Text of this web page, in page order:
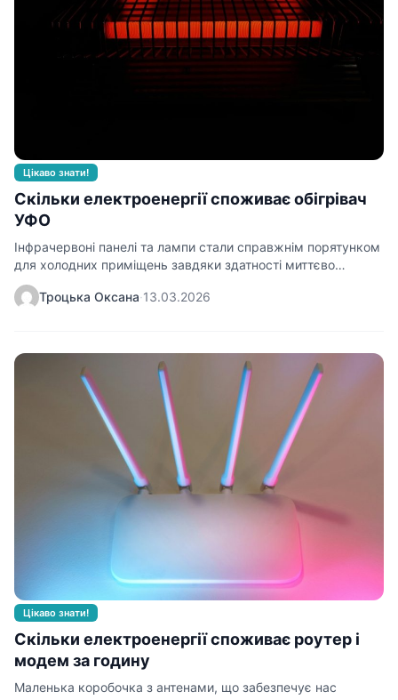
Цікаво знати!
Скільки електроенергії споживає обігрівач
УФО
Інфрачервоні панелі та лампи стали справжнім порятунком
для холодних приміщень завдяки здатності миттєво
створювати теплову зону. Розуміння того,…
Троцька Оксана·13.03.2026
Цікаво знати!
Скільки електроенергії споживає роутер і
модем за годину
Маленька коробочка з антенами, що забезпечує нас